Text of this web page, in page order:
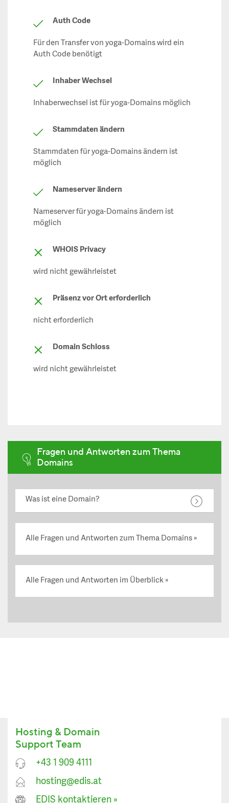
Auth Code
Für den Transfer von yoga-Domains wird ein
Auth Code benötigt
Inhaber Wechsel
Inhaberwechsel ist für yoga-Domains möglich
Stammdaten ändern
Stammdaten für yoga-Domains ändern ist
möglich
Nameserver ändern
Nameserver für yoga-Domains ändern ist
möglich
WHOIS Privacy
wird nicht gewährleistet
Präsenz vor Ort erforderlich
nicht erforderlich
Domain Schloss
wird nicht gewährleistet
Fragen und Antworten zum Thema
Domains
Was ist eine Domain?
Alle Fragen und Antworten zum Thema Domains
Alle Fragen und Antworten im Überblick
Hosting & Domain
Support Team
+43 1 909 4111
hosting@edis.at
EDIS kontaktieren »